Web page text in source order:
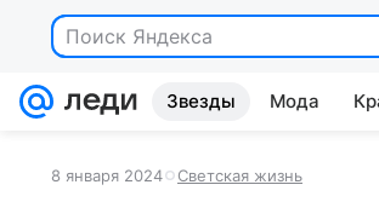
Поиск Яндекса
Звезды Мода
8 января 2024 Светская жизнь